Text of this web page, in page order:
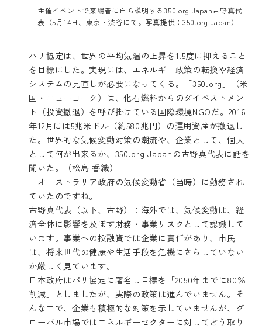
主催イベントで来場者に自ら説明する350.org Japan古野真代
表（5月14日、東京・渋谷にて。写真提供：350.org Japan）
パリ協定は、世界の平均気温の上昇を1.5度に抑えること
を目標にした。実現には、エネルギー政策の転換や経済
システムの見直しが必要になってくる。「350.org」（米
国・ニューヨーク）は、化石燃料からのダイベストメン
ト（投資撤退）を呼び掛けている国際環境NGOだ。2016
年12月には5兆米ドル（約580兆円）の運用資産が撤退し
た。世界的な気候変動対策の潮流や、企業として、個人
として何が出来るか、350.org Japanの古野真代表に話を
聞いた。（松島 香織）
―オーストラリア政府の気候変動省（当時）に勤務され
ていたのですね。
古野真代表（以下、古野）：海外では、気候変動は、経
済全体に影響を及ぼす財務・事業リスクとして認識して
います。事業への投融資では企業に責任があり、市民
は、将来世代の健康や生活手段を危機にさらしていない
か厳しく見ています。
日本政府はパリ協定に署名し目標を「2050年までに80％
削減」としましたが、実際の政策は進んでいません。そ
んな中で、企業も積極的な対策を示していませんが、グ
ローバル市場ではエネルギーセクターに対してどう取り